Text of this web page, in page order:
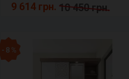
9 614 грн. 10 450 грн.
- 8 %